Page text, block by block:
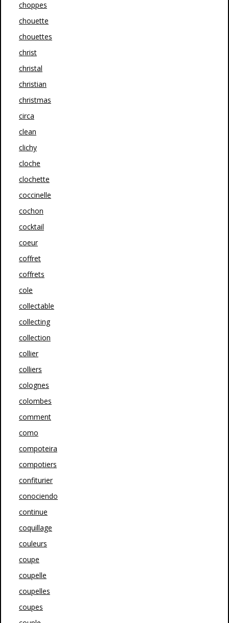
choppes
chouette
chouettes
christ
christal
christian
christmas
circa
clean
clichy
cloche
clochette
coccinelle
cochon
cocktail
coeur
coffret
coffrets
cole
collectable
collecting
collection
collier
colliers
colognes
colombes
comment
como
compoteira
compotiers
confiturier
conociendo
continue
coquillage
couleurs
coupe
coupelle
coupelles
coupes